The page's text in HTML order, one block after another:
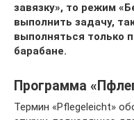
завязку», то режим
выполнить задачу,
выполняться только
барабане.
Программа
Термин «Pflegeleicht»